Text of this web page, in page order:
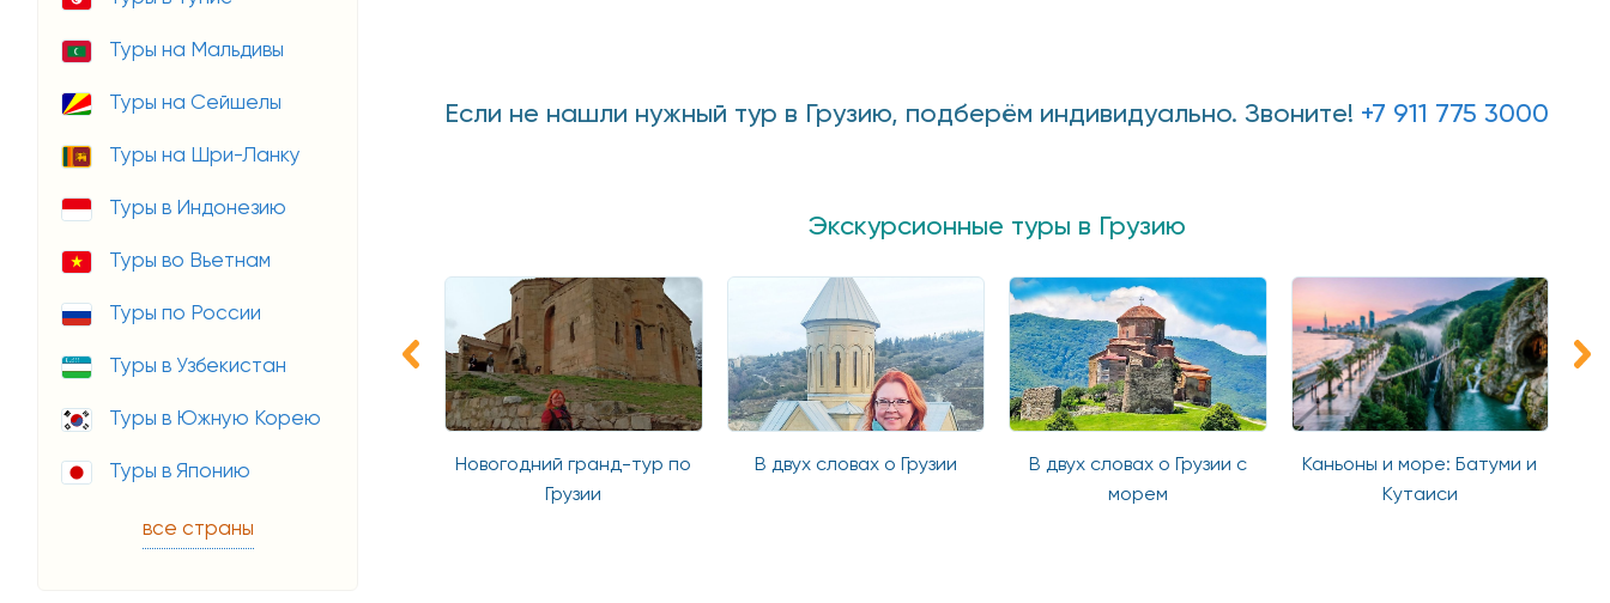
Туры на Мальдивы
Туры на Сейшелы
Туры на Шри-Ланку
Туры в Индонезию
Туры во Вьетнам
Туры по России
Туры в Узбекистан
Туры в Южную Корею
Туры в Японию
все страны
Если не нашли нужный тур в Грузию, подберём индивидуально. Звоните! +7 911 775 3000
Экскурсионные туры в Грузию
экспресс
Ознакомительный тур по
Новогодний гранд-тур по
Грузии
В двух словах о Грузии
В двух словах о Грузии с
морем
Каньоны и море: Батуми и
Кутаиси